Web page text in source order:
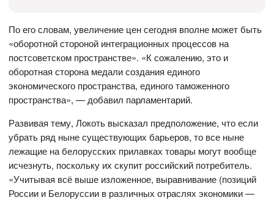
По его словам, увеличение цен сегодня вполне может быть
«оборотной стороной интеграционных процессов на
постсоветском пространстве». «К сожалению, это и
оборотная сторона медали создания единого
экономического пространства, единого таможенного
пространства», — добавил парламентарий.
Развивая тему, Локоть высказал предположение, что если
убрать ряд ныне существующих барьеров, то все ныне
лежащие на белорусских прилавках товары могут вообще
исчезнуть, поскольку их скупит российский потребитель.
«Учитывая всё выше изложенное, выравнивание (позиций
России и Белоруссии в различных отраслях экономики —